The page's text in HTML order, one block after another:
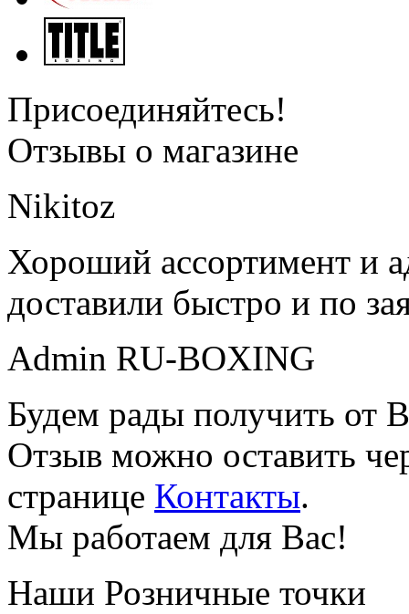
Присоединяйтесь!
Отзывы о магазине
Nikitoz
Хороший ассортимент и
доставили быстро и по
Admin RU-BOXING
Будем рады получить от
Отзыв можно оставить
странице Контакты.
Мы работаем для Вас!
Наши Розничные точки